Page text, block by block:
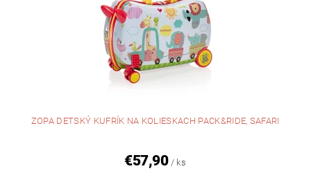
ZOPA DETSKÝ KUFRÍK NA KOLIESKACH PACK&RIDE, SAFARI
€57,90 / ks